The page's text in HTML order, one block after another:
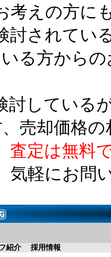
考えの方に
討されてい
る方から
討している
売却価格
査定は無料
気軽にお問
紹介 採用情報